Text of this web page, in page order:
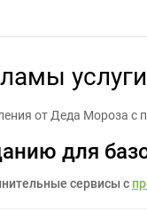
от Деда Мороза
для
сервисы с